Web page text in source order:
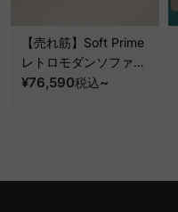
【売れ筋】Soft Prime
レトロモダンソファベ
ッド｜20色以上から選
¥76,590税込~